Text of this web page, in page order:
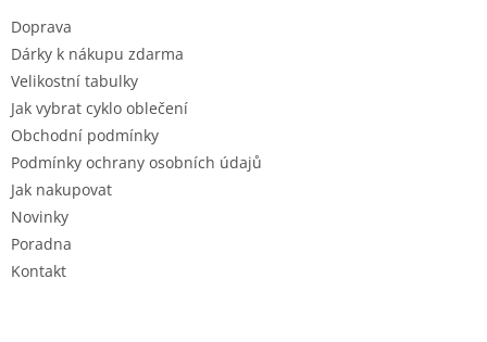
Doprava
Dárky k nákupu zdarma
Velikostní tabulky
Jak vybrat cyklo oblečení
Obchodní podmínky
Podmínky ochrany osobních údajů
Jak nakupovat
Novinky
Poradna
Kontakt